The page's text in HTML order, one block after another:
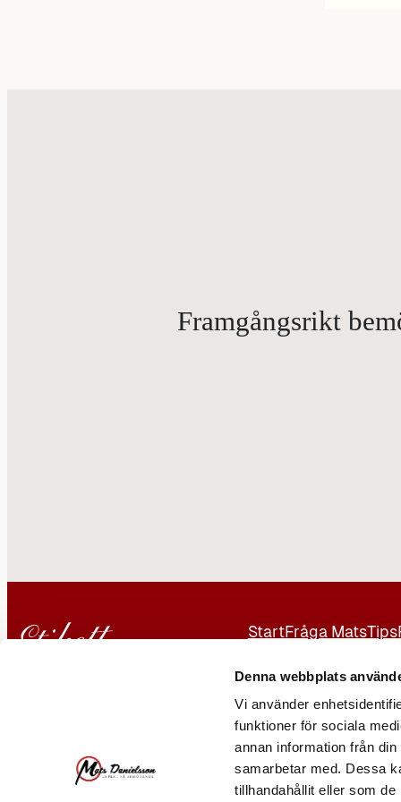
Denna webbplats
Vi använder
funktioner för sociala
annan information från
samarbetar med. Dessa
tillhandahållit eller som
Framgångsrikt
08-231910
StartFråga MatsTips